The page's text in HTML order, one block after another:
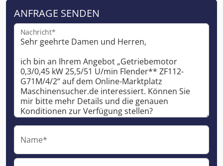
ANFRAGE SENDEN
Nachricht*
Name*